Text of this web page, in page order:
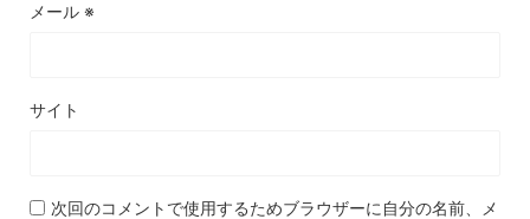
メール ※
サイト
次回のコメントで使用するためブラウザーに自分の名前、メ